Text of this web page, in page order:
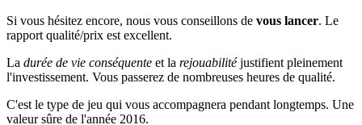
Si vous hésitez encore, nous vous conseillons de vous lancer. Le
rapport qualité/prix est excellent.
La durée de vie conséquente et la rejouabilitéjustifient pleinement
l'investissement. Vous passerez de nombreuses heures de qualité.
C'est le type de jeu qui vous accompagnera pendant longtemps. Une
valeur sûre de l'année 2016.